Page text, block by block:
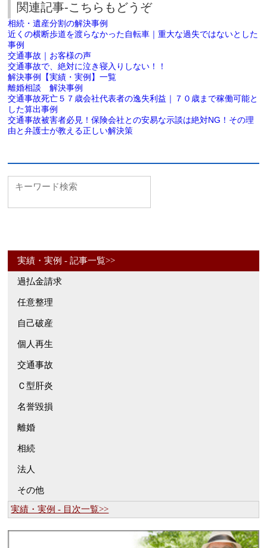
関連記事-こちらもどうぞ
相続・遺産分割の解決事例
近くの横断歩道を渡らなかった自転車｜重大な過失ではないとした
事例
交通事故｜お客様の声
交通事故で、絶対に泣き寝入りしない！！
解決事例【実績・実例】一覧
離婚相談 解決事例
交通事故死亡５７歳会社代表者の逸失利益｜７０歳まで稼働可能と
した算出事例
交通事故被害者必見！保険会社との安易な示談は絶対NG！その理
由と弁護士が教える正しい解決策
実績・実例 - 記事一覧>>
過払金請求
任意整理
自己破産
個人再生
交通事故
Ｃ型肝炎
名誉毀損
離婚
相続
法人
その他
実績・実例 - 目次一覧>>